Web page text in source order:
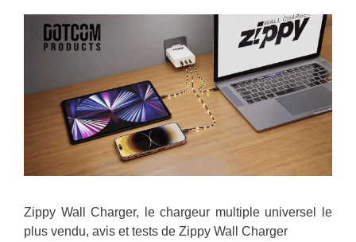
Zippy Wall Charger, le chargeur multiple universel le
plus vendu, avis et tests de Zippy Wall Charger